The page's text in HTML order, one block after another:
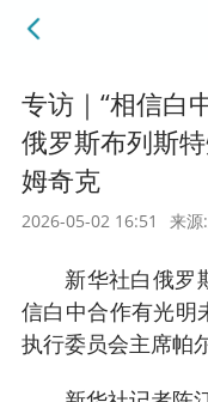
专访｜“相信白
俄罗斯布列斯
姆奇克
2026-05-02 16:51 来源
新华社白俄罗
信白中合作有光
执行委员会主席帕